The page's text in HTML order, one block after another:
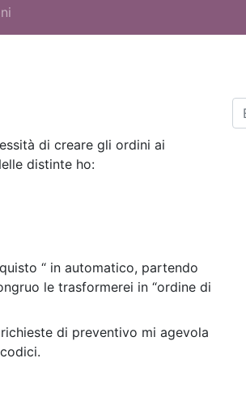
di creare gli ordini ai
distinte ho:
“ in automatico, partendo
le trasformerei in “ordine di
di preventivo mi agevola